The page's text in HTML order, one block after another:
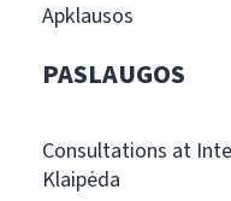
Apklausos
PASLAUGOS
Consultations at
Klaipėda